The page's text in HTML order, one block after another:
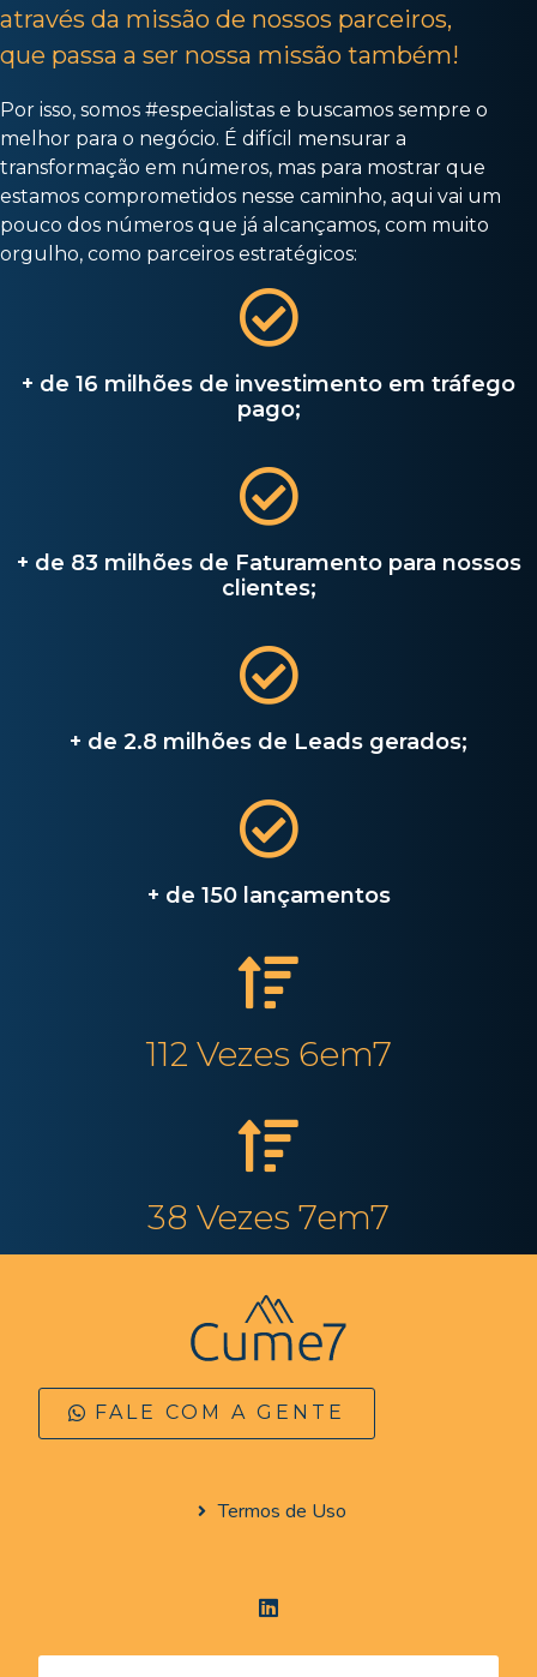
através da missão de nossos parceiros,
que passa a ser nossa missão também!
Por isso, somos #especialistas e buscamos sempre o
melhor para o negócio. É difícil mensurar a
transformação em números, mas para mostrar que
estamos comprometidos nesse caminho, aqui vai um
pouco dos números que já alcançamos, com muito
orgulho, como parceiros estratégicos:
+ de 16 milhões de investimento em tráfego
pago;
+ de 83 milhões de Faturamento para nossos
clientes;
+ de 2.8 milhões de Leads gerados;
+ de 150 lançamentos
112 Vezes 6em7
38 Vezes 7em7
FALE COM A GENTE
Termos de Uso